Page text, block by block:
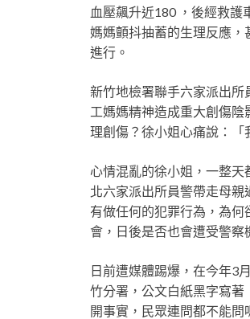
血壓飆升近180 ，後經救
媽媽顫抖抽蓄的生理反應
進行。
新竹地檢署聯手六家派出
工媽媽精神造成重大創傷
理創傷？徐小姐心痛說：「
心情混亂的徐小姐，一整
北六家派出所員警帶走母親
有做任何的犯罪行為，為
會，日後是否也會遭受警察
日前遭媒體踢爆，在今年3
竹分署，公文白紙黑字寫
開事實，民眾連問都不能